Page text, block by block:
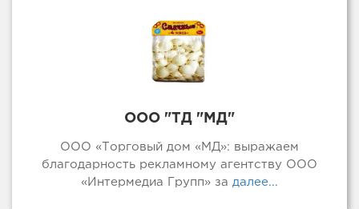
ООО "ТД "МД"
ООО «Торговый дом «МД»: выражаем
благодарность рекламному агентству ООО
«Интермедиа Групп» за далее...